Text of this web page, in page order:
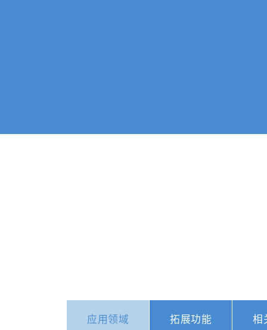
应用领域 拓展功能 相